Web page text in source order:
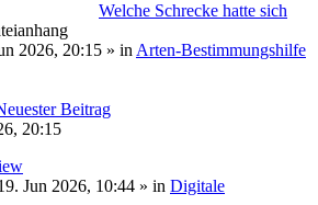
Welche Schrecke hatte sich
2026, 20:15 » in Arten-Bestimmungshilfe
Beitrag
20:15
Jun 2026, 10:44 » in Digitale